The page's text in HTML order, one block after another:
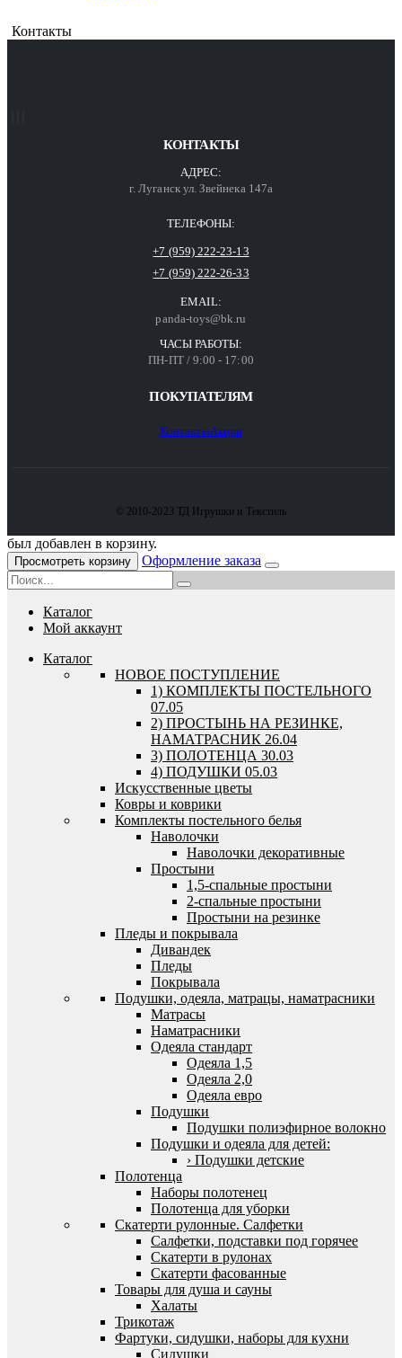
Контакты
КОНТАКТЫ
АДРЕС:
г. Луганск ул. Звейнека 147а
ТЕЛЕФОНЫ:
+7 (959) 222-23-13
+7 (959) 222-26-33
EMAIL:
panda-toys@bk.ru
ЧАСЫ РАБОТЫ:
ПН-ПТ / 9:00 - 17:00
ПОКУПАТЕЛЯМ
КонтактыАкции
© 2010-2023 ТД Игрушки и Текстиль
был добавлен в корзину.
Просмотреть корзину Оформление заказа
Каталог
Мой аккаунт
Каталог
HОВОЕ ПОСТУПЛЕНИЕ
1) КОМПЛЕКТЫ ПОСТЕЛЬНОГО
07.05
2) ПРОСТЫНЬ НА РЕЗИНКЕ,
НАМАТРАСНИК 26.04
3) ПОЛОТЕНЦА 30.03
4) ПОДУШКИ 05.03
Искусственные цветы
Ковры и коврики
Комплекты постельного белья
Наволочки
Наволочки декоративные
Простыни
1,5-спальные простыни
2-спальные простыни
Простыни на резинке
Пледы и покрывала
Дивандек
Пледы
Покрывала
Подушки, одеяла, матрацы, наматрасники
Матрасы
Наматрасники
Одеяла стандарт
Одеяла 1,5
Одеяла 2,0
Одеяла евро
Подушки
Подушки полиэфирное волокно
Подушки и одеяла для детей:
› Подушки детские
Полотенца
Наборы полотенец
Полотенца для уборки
Скатерти рулонные. Салфетки
Салфетки, подставки под горячее
Скатерти в рулонах
Скатерти фасованные
Товары для душа и сауны
Халаты
Трикотаж
Фартуки, сидушки, наборы для кухни
Сидушки